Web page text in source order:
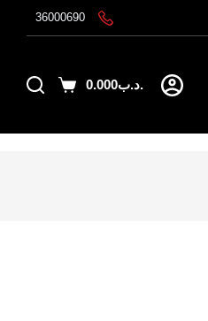
و
36000690
Shopping
.د.ب0.000